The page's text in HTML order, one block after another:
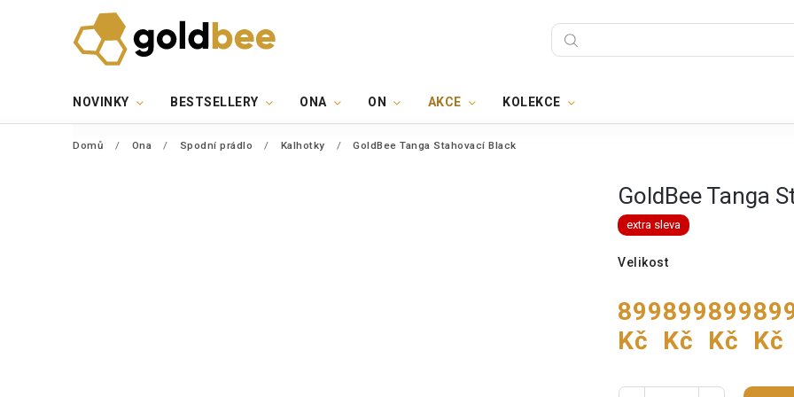
NOVINKY BESTSELLERY ONA ON AKCE KOLEKCE
Domů / Ona / Spodní prádlo / Kalhotky / GoldBee Tanga Stahovací Black
GoldBee Tanga
extra sleva
Velikost
899
Kč
899
Kč
899
Kč
Kč